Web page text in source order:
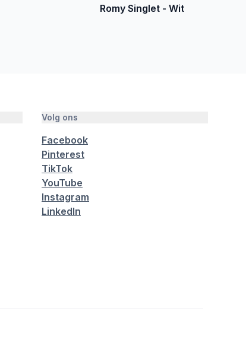
Romy Singlet - Wit
Volg ons
Facebook
Pinterest
TikTok
YouTube
Instagram
LinkedIn